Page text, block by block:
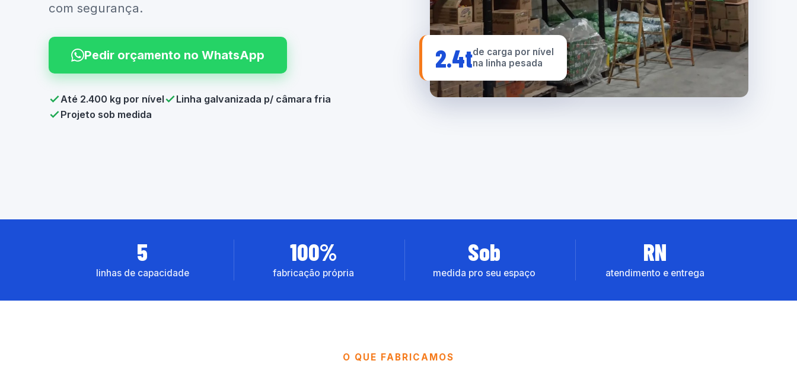
com segurança.
Pedir orçamento no WhatsApp
Até 2.400 kg por nível
Linha galvanizada p/ câmara fria
Projeto sob medida
2.4tde carga por nível
na linha pesada
5
linhas de capacidade
100%
fabricação própria
Sob
medida pro seu espaço
RN
atendimento e entrega
O QUE FABRICAMOS